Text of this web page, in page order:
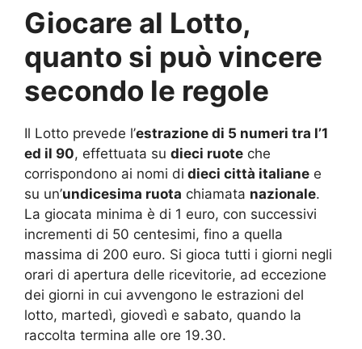
Giocare al Lotto,
quanto si può vincere
secondo le regole
Il Lotto prevede l’estrazione di 5 numeri tra l’1
ed il 90, effettuata su dieci ruote che
corrispondono ai nomi di dieci città italiane e
su un’undicesima ruota chiamata nazionale.
La giocata minima è di 1 euro, con successivi
incrementi di 50 centesimi, fino a quella
massima di 200 euro. Si gioca tutti i giorni negli
orari di apertura delle ricevitorie, ad eccezione
dei giorni in cui avvengono le estrazioni del
lotto, martedì, giovedì e sabato, quando la
raccolta termina alle ore 19.30.